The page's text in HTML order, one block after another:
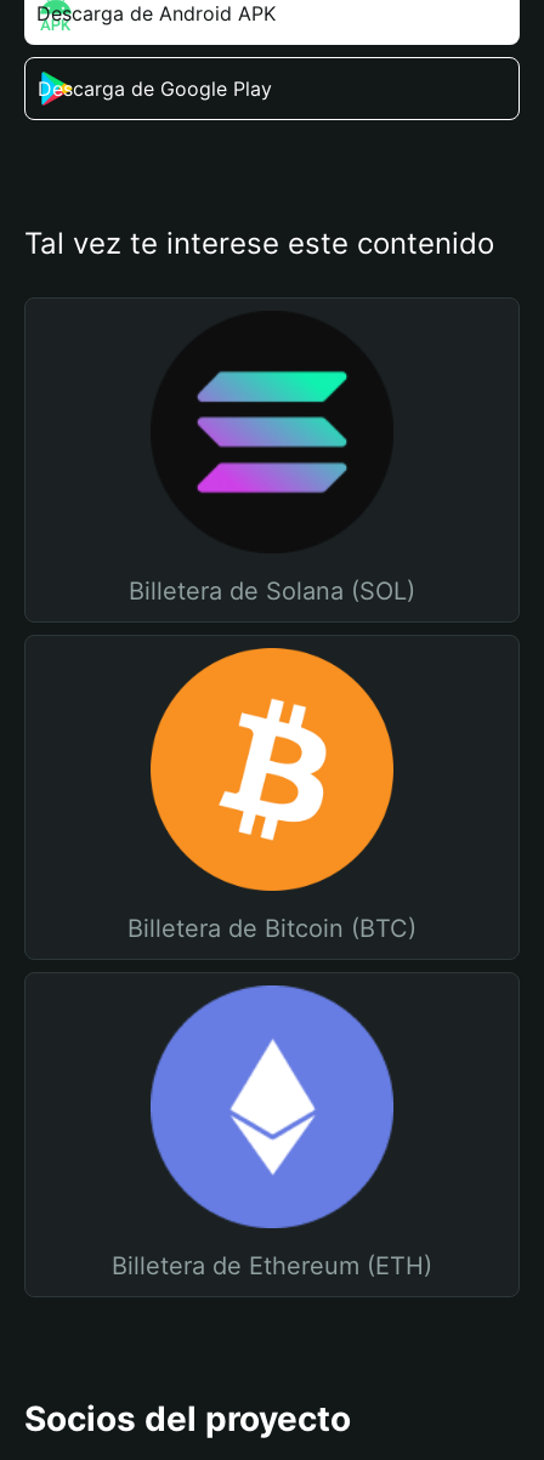
Descarga de Android APK
Descarga de Google Play
Tal vez te interese este contenido
Billetera de Solana (SOL)
Billetera de Bitcoin (BTC)
Billetera de Ethereum (ETH)
Socios del proyecto